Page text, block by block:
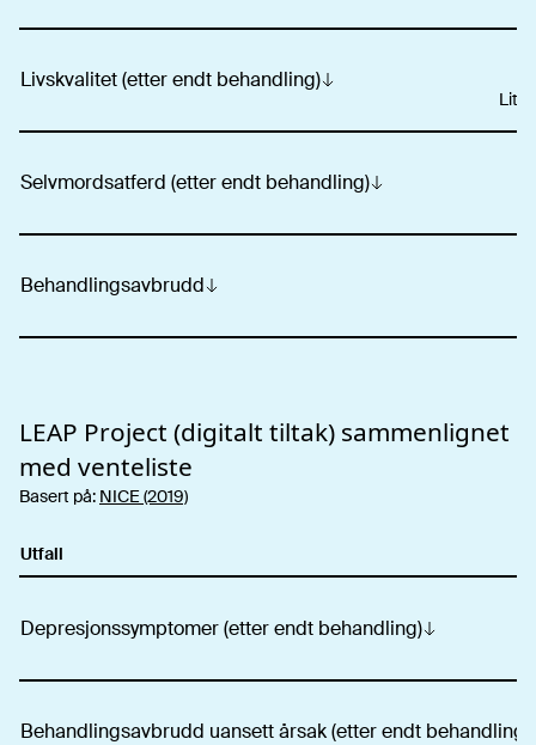
Livskvalitet (etter endt behandling)
Selvmordsatferd (etter endt behandling)
Behandlingsavbrudd
LEAP Project (digitalt tiltak) sammenlignet
med venteliste
Basert på: NICE (2019)
Utfall
Depresjonssymptomer (etter endt behandling)
Behandlingsavbrudd uansett årsak (etter endt behandling)